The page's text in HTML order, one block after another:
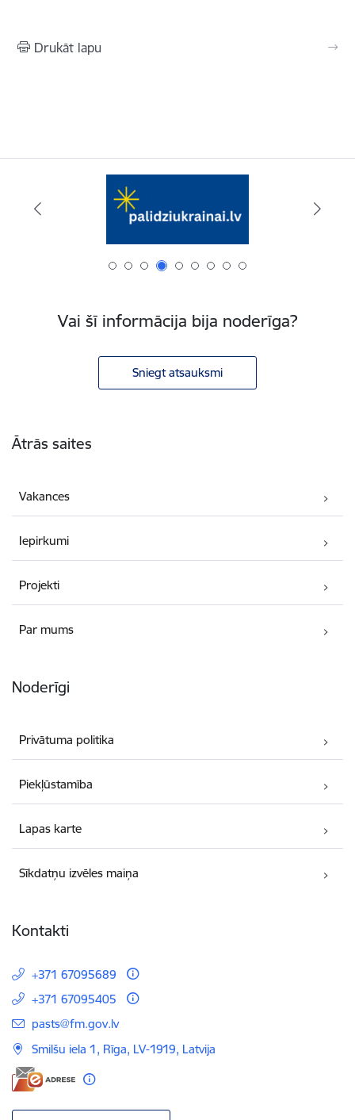
Drukāt lapu
Vai šī informācija bija noderīga?
Sniegt atsauksmi
Ātrās saites
Vakances
Iepirkumi
Projekti
Par mums
Noderīgi
Privātuma politika
Piekļūstamība
Lapas karte
Sīkdatņu izvēles maiņa
Kontakti
+371 67095689
+371 67095405
E-pasts:
pasts@fm.gov.lv
Smilšu iela 1, Rīga, LV-1919, Latvija